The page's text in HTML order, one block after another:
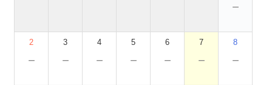
－
2
－
3
－
4
－
5
－
6
－
7
－
8
－